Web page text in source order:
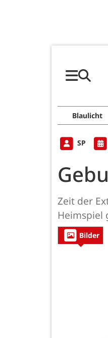
Blaulicht
SP
Zeit der
Heimspiel
Bilder